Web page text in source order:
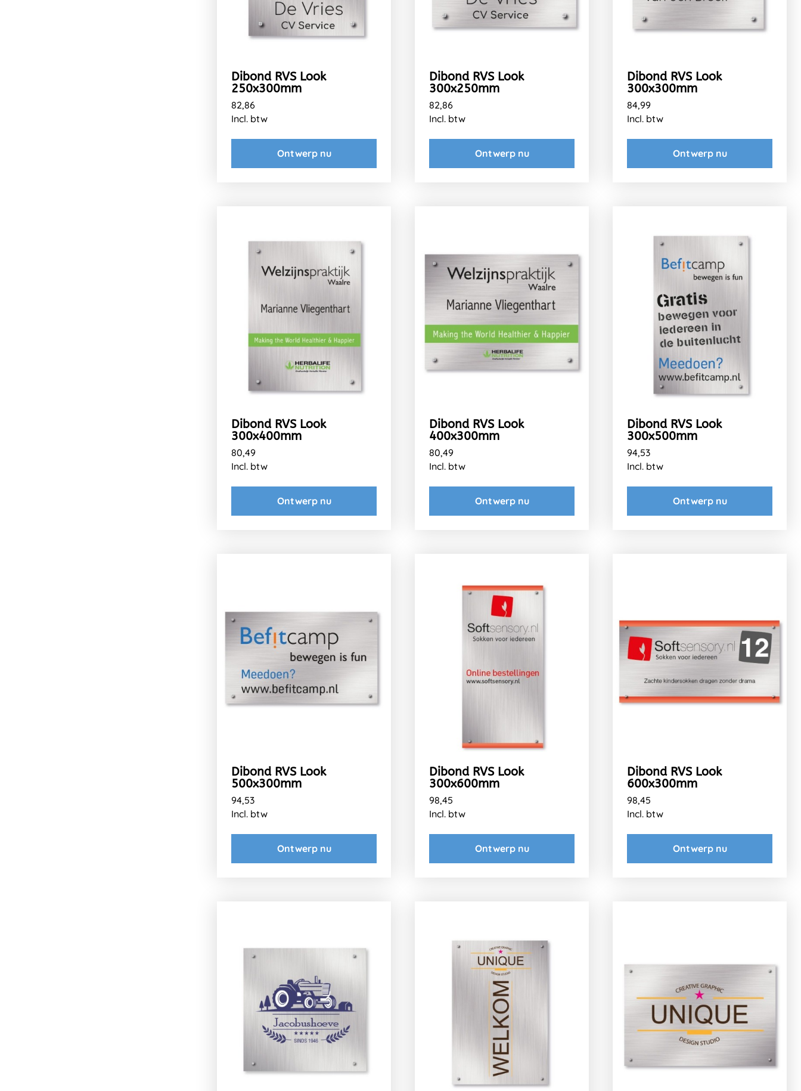
Dibond RVS Look
250x300mm
82,86
Incl. btw
Ontwerp nu
Dibond RVS Look
300x250mm
82,86
Incl. btw
Ontwerp nu
Dibond RVS Look
300x300mm
84,99
Incl. btw
Ontwerp nu
Dibond RVS Look
300x400mm
80,49
Incl. btw
Ontwerp nu
Dibond RVS Look
400x300mm
80,49
Incl. btw
Ontwerp nu
Dibond RVS Look
300x500mm
94,53
Incl. btw
Ontwerp nu
Dibond RVS Look
500x300mm
94,53
Incl. btw
Ontwerp nu
Dibond RVS Look
300x600mm
98,45
Incl. btw
Ontwerp nu
Dibond RVS Look
600x300mm
98,45
Incl. btw
Ontwerp nu